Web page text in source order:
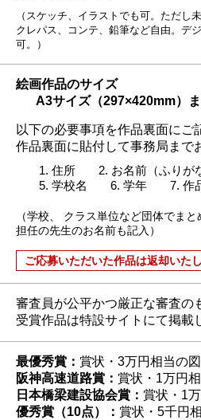
（スケッチ、イラストでも可。ただし
クレパス、コンテ、鉛筆など自由。デ
可。）
絵画作品のサイズ
A3サイズ（297×420mm）
以下の必要事項を作品裏面にご
作品裏面に貼付して事務局まで
住所
お名前（ふりが
学校名
学年 作
（学校、 クラス単位など団体でま
担任の先生のお名前も記入）
ご応募いただいた作品は返却いたし
審査員が公平かつ厳正な審査の
受賞作品は特設サイトにて掲載
最優秀賞： 賞状・3万円相当の
阪神高速道路賞： 賞状・1万円
日本橋梁建設協会賞： 賞状・1
優秀賞（10点）： 賞状・5千円